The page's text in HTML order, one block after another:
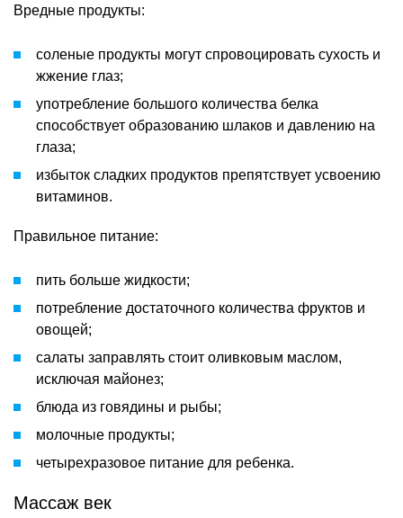
Вредные продукты:
соленые продукты могут спровоцировать сухость и
жжение глаз;
употребление большого количества белка
способствует образованию шлаков и давлению на
глаза;
избыток сладких продуктов препятствует усвоению
витаминов.
Правильное питание:
пить больше жидкости;
потребление достаточного количества фруктов и
овощей;
салаты заправлять стоит оливковым маслом,
исключая майонез;
блюда из говядины и рыбы;
молочные продукты;
четырехразовое питание для ребенка.
Массаж век